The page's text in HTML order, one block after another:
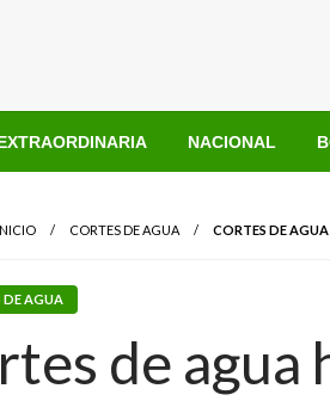
NACIONAL
CORTES DE AGUA CORTES DE
DE AGUA
de agua